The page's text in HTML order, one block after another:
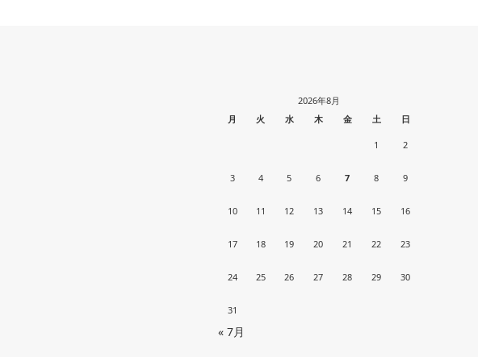
2026年8月
月
火 水 木 金 土 日
1 2
3 4 5 6 7 8 9
10 11 12 13 14 15 16
17 18 19 20 21 22 23
24 25 26 27 28 29 30
31
« 7月